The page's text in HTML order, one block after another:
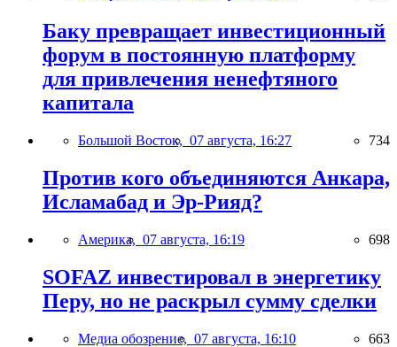
Баку превращает инвестиционный
форум в постоянную платформу
для привлечения ненефтяного
капитала
Большой Восток, 07 августа, 16:27 734
Против кого объединяются Анкара,
Исламабад и Эр-Рияд?
Америка, 07 августа, 16:19 698
SOFAZ инвестировал в энергетику
Перу, но не раскрыл сумму сделки
Медиа обозрение, 07 августа, 16:10 663